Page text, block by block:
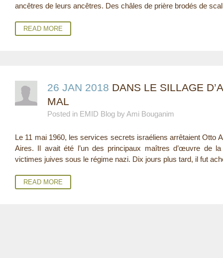
ancêtres de leurs ancêtres. Des châles de prière brodés de
READ MORE
26 JAN 2018 DANS LE SILLAGE
MAL
Posted in EMID Blog by Ami Bouganim
Le 11 mai 1960, les services secrets israéliens arrêtaient Otto
Aires. Il avait été l’un des principaux maîtres d’œuvre de
victimes juives sous le régime nazi. Dix jours plus tard, il fut
READ MORE